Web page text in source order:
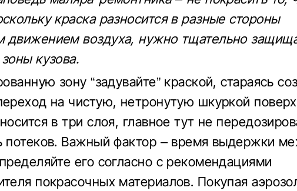
краска разносится в разные стороны
движением воздуха, нужно тщательно
кузова.
зону “задувайте” краской, стараясь
на чистую, нетронутую шкуркой
в три слоя, главное тут не
потеков. Важный фактор – время выдержки
его согласно с рекомендациями
покрасочных материалов. Покупая